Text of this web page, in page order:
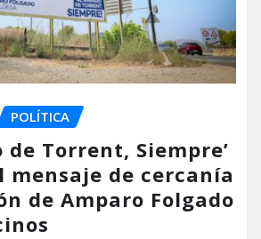
POLÍTICA
de Torrent, Siempre’
mensaje de cercanía
de Amparo Folgado